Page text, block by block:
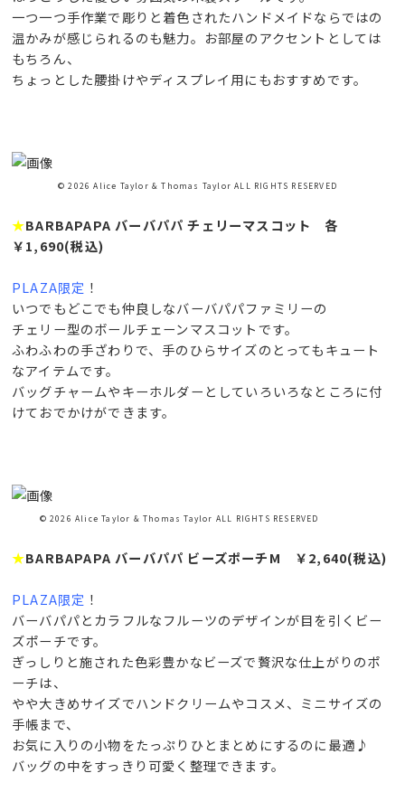
一つ一つ手作業で彫りと着色されたハンドメイドならではの
温かみが感じられるのも魅力。お部屋のアクセントとしては
もちろん、
ちょっとした腰掛けやディスプレイ用にもおすすめです。
© 2026 Alice Taylor & Thomas Taylor ALL RIGHTS RESERVED
★BARBAPAPA バーバパパ チェリーマスコット 各
￥1,690(税込)
PLAZA限定 ！
いつでもどこでも仲良しなバーバパパファミリーの
チェリー型のボールチェーンマスコットです。
ふわふわの手ざわりで、手のひらサイズのとってもキュート
なアイテムです。
バッグチャームやキーホルダーとしていろいろなところに付
けておでかけができます。
© 2026 Alice Taylor & Thomas Taylor ALL RIGHTS RESERVED
★BARBAPAPA バーバパパ ビーズポーチM ￥2,640(税込)
PLAZA限定 ！
バーバパパとカラフルなフルーツのデザインが目を引くビー
ズポーチです。
ぎっしりと施された色彩豊かなビーズで贅沢な仕上がりのポ
ーチは、
やや大きめサイズでハンドクリームやコスメ、ミニサイズの
手帳まで、
お気に入りの小物をたっぷりひとまとめにするのに最適♪
バッグの中をすっきり可愛く整理できます。